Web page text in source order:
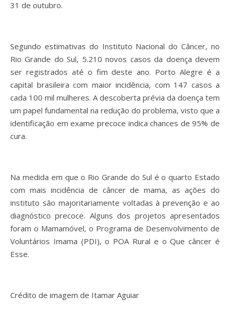
31 de outubro.
Segundo estimativas do Instituto Nacional do Câncer, no
Rio Grande do Sul, 5.210 novos casos da doença devem
ser registrados até o fim deste ano. Porto Alegre é a
capital brasileira com maior incidência, com 147 casos a
cada 100 mil mulheres. A descoberta prévia da doença tem
um papel fundamental na redução do problema, visto que a
identificação em exame precoce indica chances de 95% de
cura.
Na medida em que o Rio Grande do Sul é o quarto Estado
com mais incidência de câncer de mama, as ações do
instituto são majoritariamente voltadas à prevenção e ao
diagnóstico precoce. Alguns dos projetos apresentados
foram o Mamamóvel, o Programa de Desenvolvimento de
Voluntários Imama (PDI), o POA Rural e o Que câncer é
Esse.
Crédito de imagem de Itamar Aguiar